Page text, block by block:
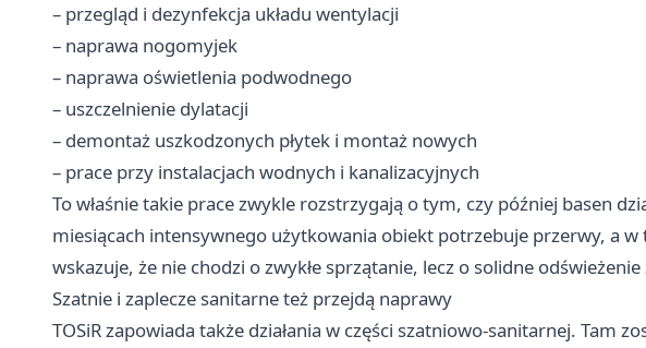
– przegląd i dezynfekcja układu wentylacji
– naprawa nogomyjek
– naprawa oświetlenia podwodnego
– uszczelnienie dylatacji
– demontaż uszkodzonych płytek i montaż nowych
– prace przy instalacjach wodnych i kanalizacyjnych
To właśnie takie prace zwykle rozstrzygają o tym, czy później basen
miesiącach intensywnego użytkowania obiekt potrzebuje przerwy, a
wskazuje, że nie chodzi o zwykłe sprzątanie, lecz o solidne
Szatnie i zaplecze sanitarne też przejdą naprawy
TOSiR zapowiada także działania w części szatniowo-sanitarnej. Tam